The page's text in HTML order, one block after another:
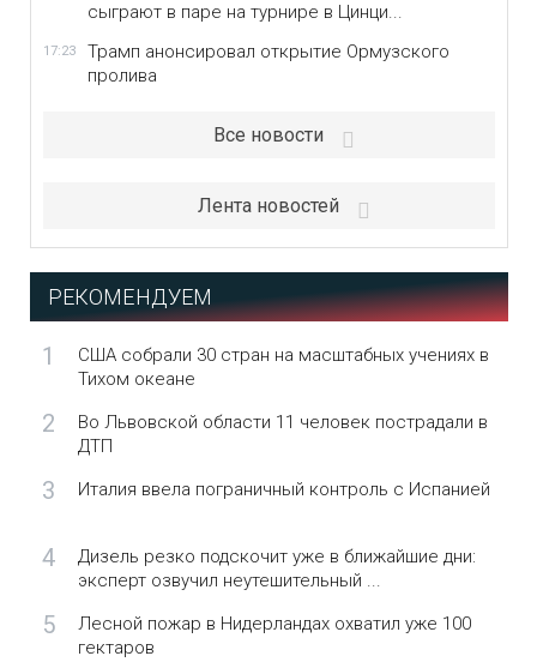
сыграют в паре на турнире в Цинци...
17:23
Трамп анонсировал открытие Ормузского
пролива
Все новости
Лента новостей
РЕКОМЕНДУЕМ
1
США собрали 30 стран на масштабных учениях в
Тихом океане
2
Во Львовской области 11 человек пострадали в
ДТП
3 Италия ввела пограничный контроль с Испанией
4
Дизель резко подскочит уже в ближайшие дни:
эксперт озвучил неутешительный ...
5
Лесной пожар в Нидерландах охватил уже 100
гектаров